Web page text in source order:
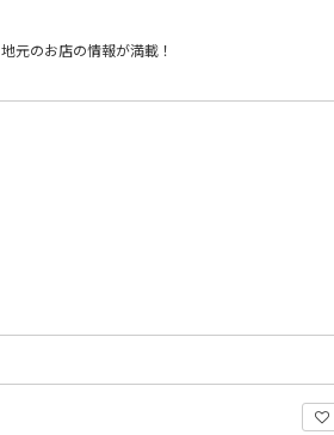
地元のお店の情報が満載！